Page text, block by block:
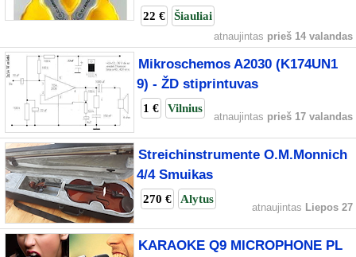
22 € Šiauliai
atnaujintas prieš 14 valandas
Mikroschemos A2030 (K174UN1
9) - ŽD stiprintuvas
1 € Vilnius
atnaujintas prieš 17 valandas
Streichinstrumente O.M.Monnich
4/4 Smuikas
270 € Alytus
atnaujintas Liepos 27
KARAOKE Q9 MICROPHONE PL